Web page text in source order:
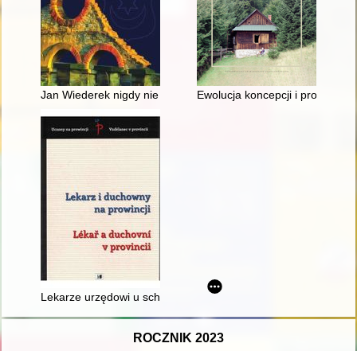
Jan Wiederek nigdy nie zapomniał o Ostrowcu Świętokrzyskim
Ewolucja koncepcji i programu
Lekarze urzędowi u schyłku I Rzeczypospolitej
ROCZNIK 2023